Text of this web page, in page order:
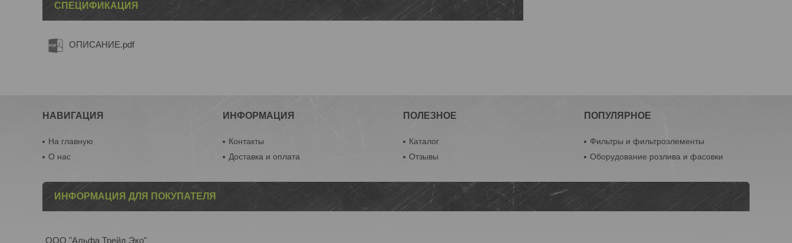
СПЕЦИФИКАЦИЯ
ОПИСАНИЕ.pdf
НАВИГАЦИЯ
На главную
О нас
ИНФОРМАЦИЯ
Контакты
Доставка и оплата
ПОЛЕЗНОЕ
Каталог
Отзывы
ПОПУЛЯРНОЕ
Фильтры и фильтроэлементы
Оборудование розлива и фасовки
ИНФОРМАЦИЯ ДЛЯ ПОКУПАТЕЛЯ
ООО "Альфа Трейд Эко"